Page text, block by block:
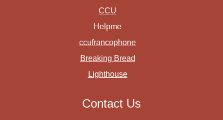
CCU
Helpme
ccufrancophone
Breaking Bread
Lighthouse
Contact Us